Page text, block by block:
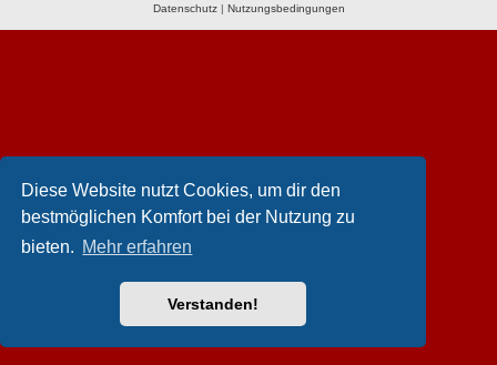
Diese Website nutzt Cookies, um dir den
bestmöglichen Komfort bei der Nutzung zu
bieten. Mehr erfahren
Verstanden!
Datenschutz| Nutzungsbedingungen